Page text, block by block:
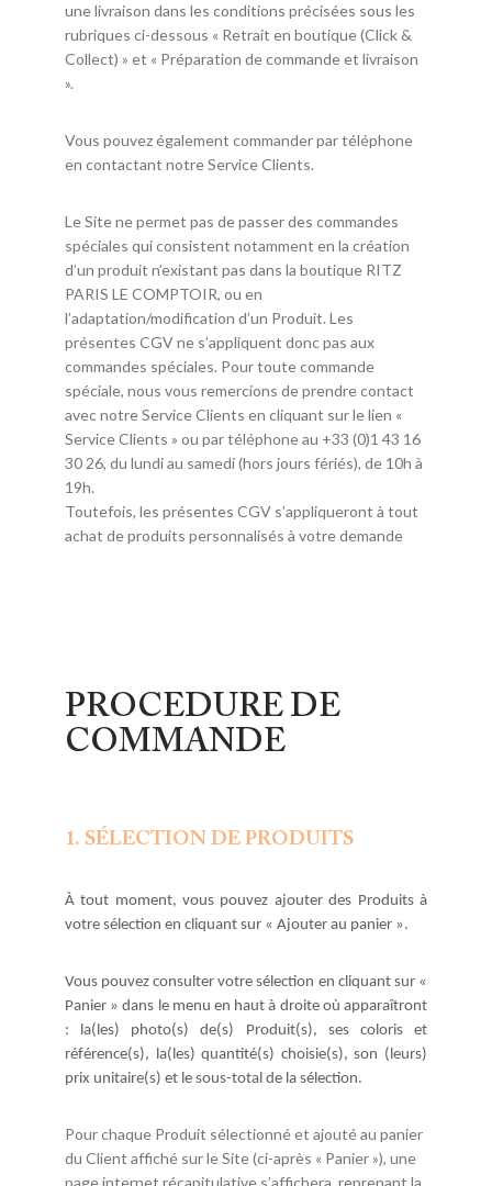
une livraison dans les conditions précisées sous les
rubriques ci-dessous « Retrait en boutique (Click &
Collect) » et « Préparation de commande et livraison
».
Vous pouvez également commander par téléphone
en contactant notre Service Clients.
Le Site ne permet pas de passer des commandes
spéciales qui consistent notamment en la création
d’un produit n’existant pas dans la boutique RITZ
PARIS LE COMPTOIR, ou en
l’adaptation/modification d’un Produit. Les
présentes CGV ne s’appliquent donc pas aux
commandes spéciales. Pour toute commande
spéciale, nous vous remercions de prendre contact
avec notre Service Clients en cliquant sur le lien «
Service Clients » ou par téléphone au +33 (0)1 43 16
30 26, du lundi au samedi (hors jours fériés), de 10h à
19h.
Toutefois, les présentes CGV s’appliqueront à tout
achat de produits personnalisés à votre demande
PROCEDURE DE
COMMANDE
1. SÉLECTION DE PRODUITS
À tout moment, vous pouvez ajouter des Produits à
votre sélection en cliquant sur « Ajouter au panier ».
Vous pouvez consulter votre sélection en cliquant sur «
Panier » dans le menu en haut à droite où apparaîtront
: la(les) photo(s) de(s) Produit(s), ses coloris et
référence(s), la(les) quantité(s) choisie(s), son (leurs)
prix unitaire(s) et le sous-total de la sélection.
Pour chaque Produit sélectionné et ajouté au panier
du Client affiché sur le Site (ci-après « Panier »), une
page internet récapitulative s’affichera, reprenant la